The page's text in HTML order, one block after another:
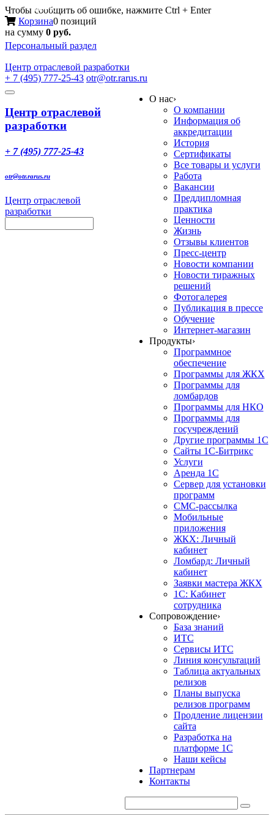
Чтобы сообщить об ошибке, нажмите Ctrl + Enter
Корзина0 позиций
на сумму 0 руб.
Персональный раздел
Центр отраслевой разработки
+ 7 (495) 777-25-43 otr@otr.rarus.ru
Toggle
Меню
Центр отраслевой
разработки
+ 7 (495) 777-25-43
otr@otr.rarus.ru
Центр отраслевой
разработки
О нас›
О компании
Информация об
аккредитации
История
Сертификаты
Все товары и услуги
Работа
Вакансии
Преддипломная
практика
Ценности
Жизнь
Отзывы клиентов
Пресс-центр
Новости компании
Новости тиражных
решений
Фотогалерея
Публикация в прессе
Обучение
Интернет-магазин
Продукты›
Программное
обеспечение
Программы для ЖКХ
Программы для
ломбардов
Программы для НКО
Программы для
госучреждений
Другие программы 1С
Сайты 1С-Битрикс
Услуги
Аренда 1С
Сервер для установки
программ
СМС-рассылка
Мобильные
приложения
ЖКХ: Личный
кабинет
Ломбард: Личный
кабинет
Заявки мастера ЖКХ
1С: Кабинет
сотрудника
Сопровождение›
База знаний
ИТС
Сервисы ИТС
Линия консультаций
Таблица актуальных
релизов
Планы выпуска
релизов программ
Продление лицензии
сайта
Разработка на
платформе 1С
Наши кейсы
Партнерам
Контакты